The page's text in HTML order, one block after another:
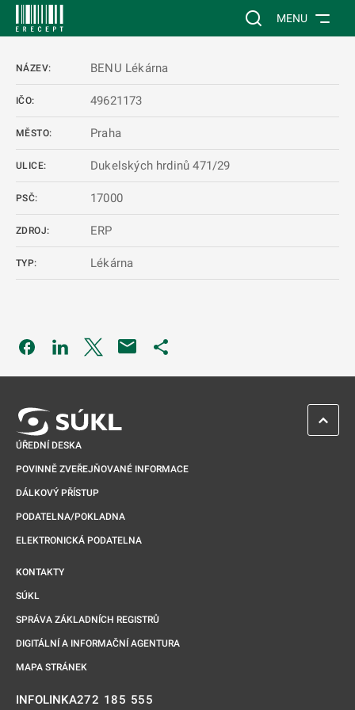
Vyhledávání na
MENU
NÁZEV: BENU Lékárna
IČO: 49621173
MĚSTO: Praha
ULICE: Dukelských hrdinů 471/29
PSČ: 17000
ZDROJ: ERP
TYP: Lékárna
Odkaz se otevře na nové kartě
Odkaz se otevře na nové kartě
Odkaz se otevře na nové kartě
ÚŘEDNÍ DESKA
POVINNĚ ZVEŘEJŇOVANÉ INFORMACE
DÁLKOVÝ PŘÍSTUP
PODATELNA/POKLADNA
ELEKTRONICKÁ PODATELNA
KONTAKTY
SÚKL
SPRÁVA ZÁKLADNÍCH REGISTRŮ
DIGITÁLNÍ A INFORMAČNÍ AGENTURA
MAPA STRÁNEK
INFOLINKA272 185 555
ZPĚT